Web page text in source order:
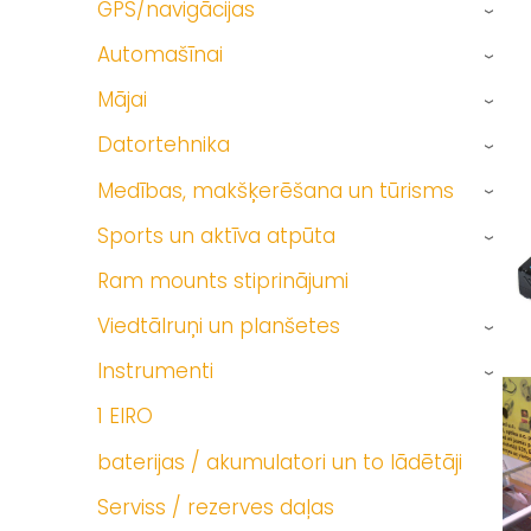
GPS/navigācijas ›
Automašīnai ›
Mājai ›
Datortehnika ›
Medības, makšķerēšana un tūrisms ›
Sports un aktīva atpūta ›
Ram mounts stiprinājumi
Viedtālruņi un planšetes
›
Instrumenti ›
1 EIRO
baterijas / akumulatori un to lādētāji
Serviss / rezerves daļas